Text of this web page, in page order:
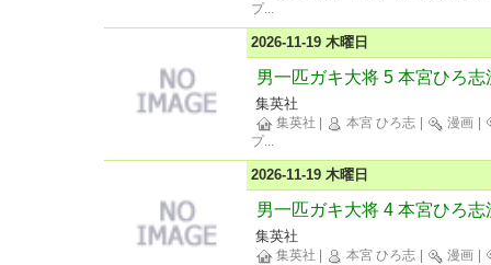
プ...
2026-11-19 木曜日
男一匹ガキ大将 5 本宮ひろ
集英社
集英社 本宮 ひろ志 漫画
プ...
2026-11-19 木曜日
男一匹ガキ大将 4 本宮ひろ
集英社
集英社 本宮 ひろ志 漫画